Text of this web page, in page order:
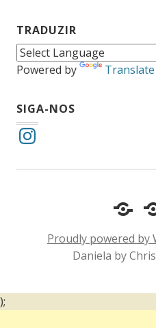
TRADUZIR
Powered by Translate
SIGA-NOS
Instagram
Proudly powered by
Daniela by
);